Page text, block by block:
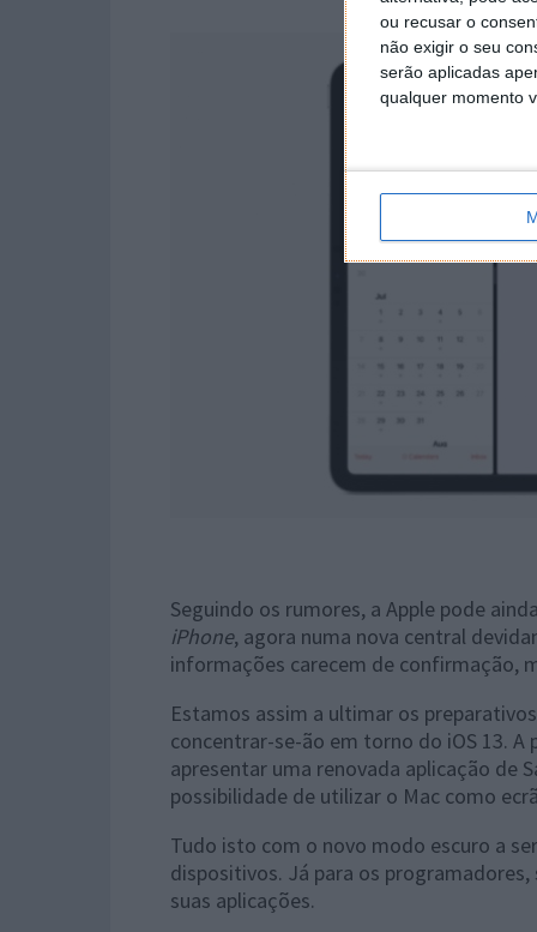
ou recusar o
não exigir o seu
serão aplicadas
qualquer momento
Seguindo os rumores, a Apple pode
iPhone, agora numa nova central
informações carecem de confirmação,
Estamos assim a ultimar os
concentrar-se-ão em torno do iOS 13.
apresentar uma renovada aplicação de
possibilidade de utilizar o Mac como
Tudo isto com o novo modo escuro a
dispositivos. Já para os
suas aplicações.